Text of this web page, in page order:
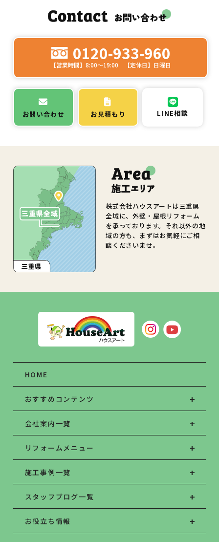
0120-933-960
【営業時間】8:00～19:00 【定休日】日曜日
お問い合わせ お見積もり LINE相談
株式会社ハウスアートは三重県
全域に、外壁・屋根リフォーム
を承っております。それ以外の地
域の方も、まずはお気軽にご相
談くださいませ。
HOME
おすすめコンテンツ
会社案内一覧
リフォームメニュー
施工事例一覧
スタッフブログ一覧
お役立ち情報